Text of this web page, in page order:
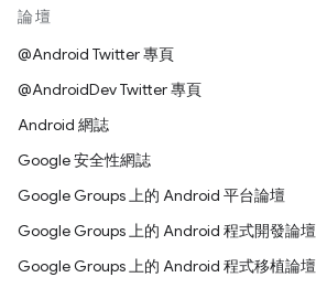
論壇
@Android Twitter 專頁
@AndroidDev Twitter 專頁
Android 網誌
Google 安全性網誌
Google Groups 上的 Android 平台論壇
Google Groups 上的 Android 程式開發論壇
Google Groups 上的 Android 程式移植論壇